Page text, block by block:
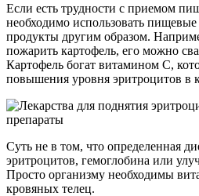
Если есть трудности с приемом
необходимо использовать
продукты другим образом.
пожарить картофель, его можно
Картофель богат витамином С,
повышения уровня эритроцитов в
Суть не в том, что определенная
эритроцитов, гемоглобина или
Просто организму необходимы
кровяных телец.